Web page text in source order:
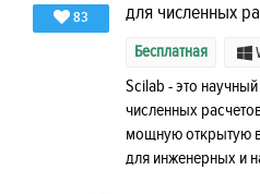
83
для численных
Бесплатная
Scilab - это
численных
мощную открытую
для инженерных и